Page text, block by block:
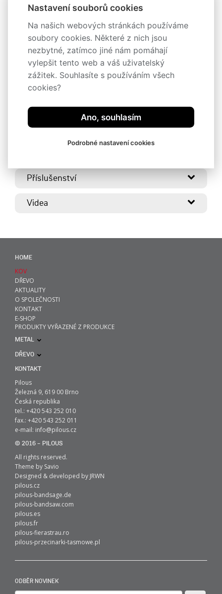
Technická specifikace
Příslušenství
Videa
HOME
KOV
DŘEVO
AKTUALITY
O SPOLEČNOSTI
KONTAKT
E-SHOP
PRODUKTY VYŘAZENÉ Z PRODUKCE
METAL
DŘEVO
KONTAKT
Pilous
Železná 9, 619 00 Brno
Česká republika
tel.: +420 543 252 010
fax.: +420 543 252 011
e-mail: info@pilous.cz
© 2016 – PILOUS
All rights reserved.
Theme by Savio
Designed & developed by JRWN
pilous.cz
pilous-bandsage.de
pilous-bandsaw.com
pilous.es
pilous.fr
pilous-fierastrau.ro
pilous-przecinarki-tasmowe.pl
ODBĚR NOVINEK
Nastavení souborů cookies
Na našich webových stránkách používáme
soubory cookies. Některé z nich jsou
nezbytné, zatímco jiné nám pomáhají
vylepšit tento web a váš uživatelský
zážitek. Souhlasíte s používáním všech
cookies?
Ano, souhlasím
Podrobné nastavení cookies